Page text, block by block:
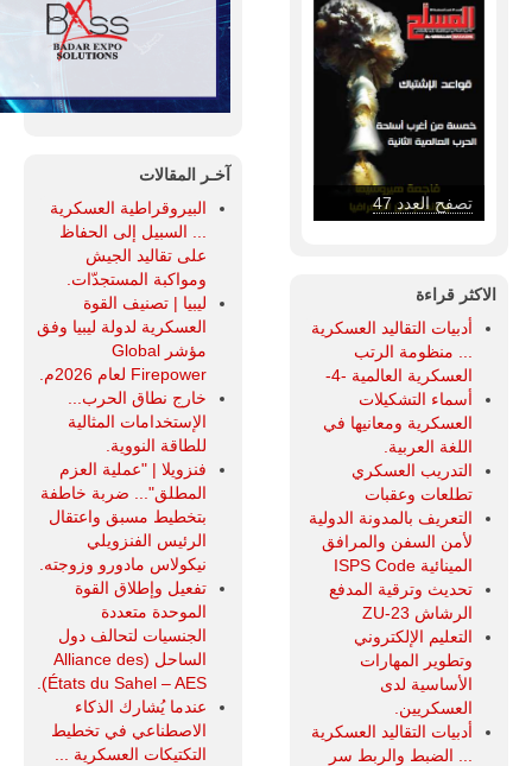
تصفح العدد 46
الاكثر قراءة
أدبيات التقاليد العسكرية
... منظومة الرتب
العسكرية العالمية -4-
أسماء التشكيلات
العسكرية ومعانيها في
اللغة العربية.
التدريب العسكري
تطلعات وعقبات
التعريف بالمدونة الدولية
لأمن السفن والمرافق
المينائية ISPS Code
تحديث وترقية المدفع
الرشاش ZU-23
التعليم الإلكتروني
وتطوير المهارات
الأساسية لدى
العسكريين.
أدبيات التقاليد العسكرية
... الضبط والربط سر
آخـر المقالات
البيروقراطية العسكرية
... السبيل إلى الحفاظ
على تقاليد الجيش
ومواكبة المستجدّات.
ليبيا | تصنيف القوة
العسكرية لدولة ليبيا وفق
مؤشر Global
Firepower لعام 2026م.
خارج نطاق الحرب...
الإستخدامات المثالية
للطاقة النووية.
فنزويلا | "عملية العزم
المطلق"... ضربة خاطفة
بتخطيط مسبق واعتقال
الرئيس الفنزويلي
نيكولاس مادورو وزوجته.
تفعيل وإطلاق القوة
الموحدة متعددة
الجنسيات لتحالف دول
الساحل (Alliance des
États du Sahel – AES).
عندما يُشارك الذكاء
الاصطناعي في تخطيط
التكتيكات العسكرية ...